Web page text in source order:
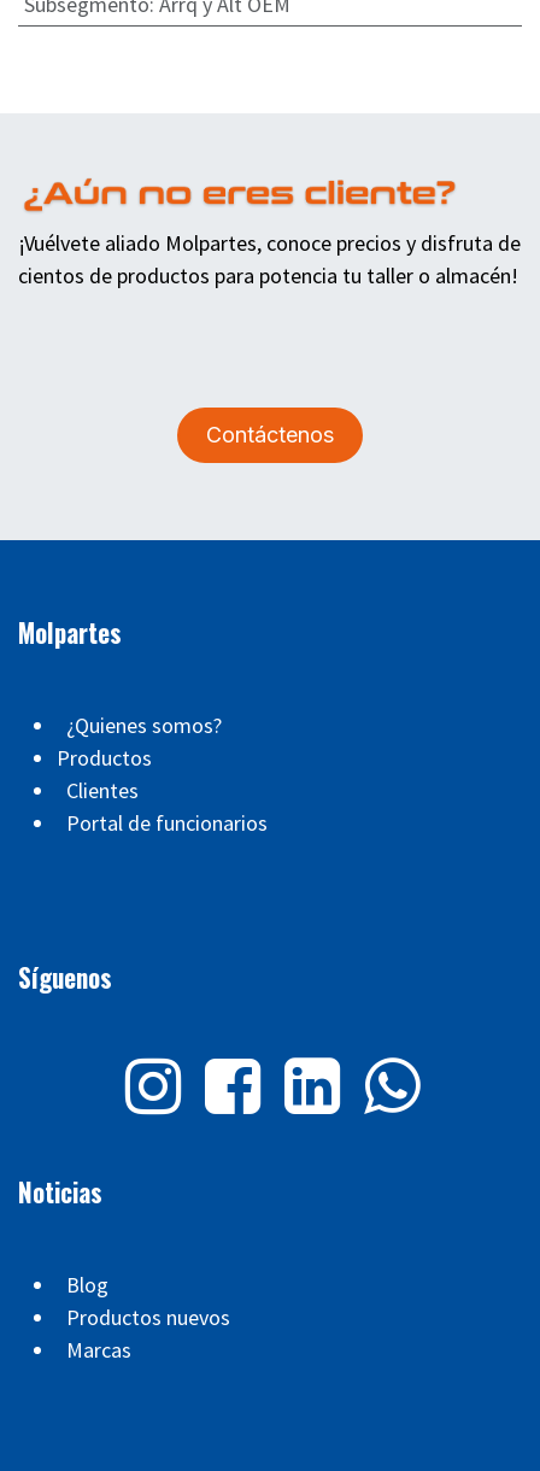
¡Vuélvete aliado Molpartes, conoce precios y disfruta de
cientos de productos para potencia tu taller o almacén!
Contáctenos
Molpartes
¿Quienes somos?
Productos
Clientes
Portal de funcionarios
Síguenos
Noticias
Blog
Productos nuevos
Marcas